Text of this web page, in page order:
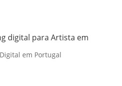
digital para Artista em
em Portugal